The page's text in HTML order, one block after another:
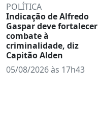
POLÍTICA
Indicação de Alfredo
Gaspar deve fortalecer
combate à
criminalidade, diz
Capitão Alden
05/08/2026 às 17h43